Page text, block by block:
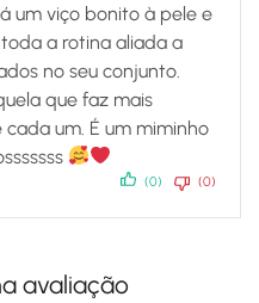
um viço bonito à pele e
a rotina aliada a
no seu conjunto.
que faz mais
um. É um miminho
(0) (0)
avaliação